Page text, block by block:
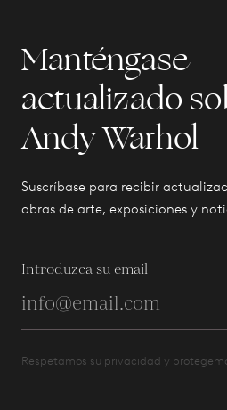
Manténgase
actualizado
Andy Warhol
Suscríbase para recibir
obras de arte, exposiciones y
Introduzca su email
Respetamos su privacidad y